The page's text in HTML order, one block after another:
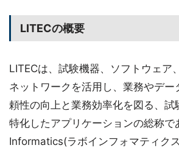
LITECの概要
LITECは、試験機器、ソフトウェア
ネットワークを活用し、業務やデー
頼性の向上と業務効率化を図る、試
特化したアプリケーションの総称で
Informatics(ラボインフォマティクス